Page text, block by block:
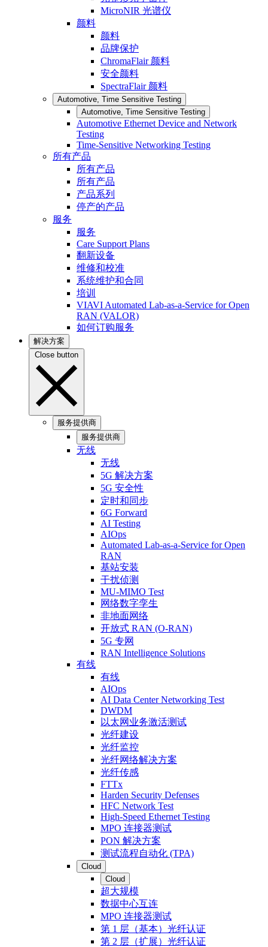
MicroNIR 光谱仪
颜料
颜料
品牌保护
ChromaFlair 颜料
安全颜料
SpectraFlair 颜料
Automotive, Time Sensitive Testing
Automotive, Time Sensitive Testing
Automotive Ethernet Device and Network
Testing
Time-Sensitive Networking Testing
所有产品
所有产品
所有产品
产品系列
停产的产品
服务
服务
Care Support Plans
翻新设备
维修和校准
系统维护和合同
培训
VIAVI Automated Lab-as-a-Service for Open
RAN (VALOR)
如何订购服务
解决方案
Close button
服务提供商
服务提供商
无线
无线
5G 解决方案
5G 安全性
定时和同步
6G Forward
AI Testing
AIOps
Automated Lab-as-a-Service for Open
RAN
基站安装
干扰侦测
MU-MIMO Test
网络数字孪生
非地面网络
开放式 RAN (O-RAN)
5G 专网
RAN Intelligence Solutions
有线
有线
AIOps
AI Data Center Networking Test
DWDM
以太网业务激活测试
光纤建设
光纤监控
光纤网络解决方案
光纤传感
FTTx
Harden Security Defenses
HFC Network Test
High-Speed Ethernet Testing
MPO 连接器测试
PON 解决方案
测试流程自动化 (TPA)
Cloud
Cloud
超大规模
数据中心互连
MPO 连接器测试
第 1 层（基本）光纤认证
第 2 层（扩展）光纤认证